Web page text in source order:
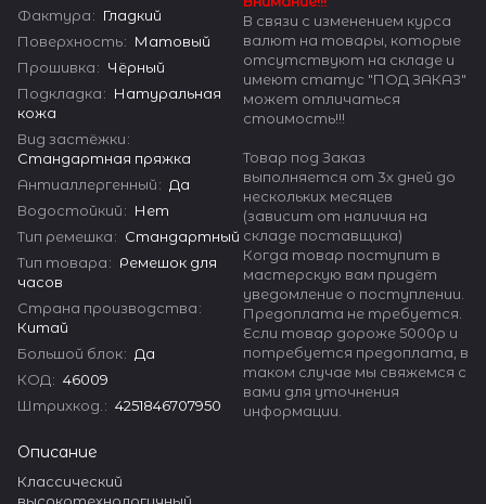
Фактура: Гладкий
Поверхность: Матовый
Прошивка: Чёрный
Подкладка: Натуральная
кожа
Вид застёжки:
Стандартная пряжка
Антиаллергенный: Да
Водостойкий: Нет
Тип ремешка: Стандартный
Тип товара: Ремешок для
часов
Страна производства:
Китай
Большой блок: Да
КОД: 46009
Штрихкод. : 4251846707950
Описание
Классический
В связи с изменением курса
валют на товары, которые
отсутствуют на складе и
имеют статус "ПОД ЗАКАЗ"
может отличаться
стоимость!!!
Товар под Заказ
выполняется от 3х дней до
нескольких месяцев
(зависит от наличия на
складе поставщика)
Когда товар поступит в
мастерскую вам придёт
уведомление о поступлении.
Предоплата не требуется.
Если товар дороже 5000р и
потребуется предоплата, в
таком случае мы свяжемся с
вами для уточнения
информации.